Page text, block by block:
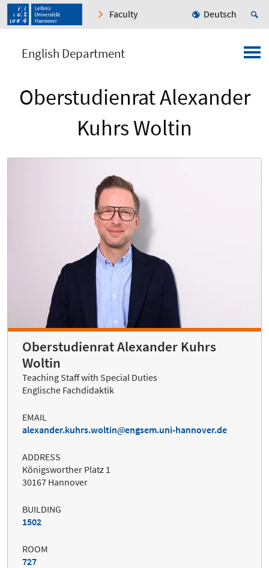
Faculty Deutsch
English Department
Oberstudienrat Alexander
Kuhrs Woltin
Oberstudienrat Alexander Kuhrs
Woltin
Teaching Staff with Special Duties
Englische Fachdidaktik
EMAIL
alexander.kuhrs.woltin
engsem.uni-hannover.de
ADDRESS
Königsworther Platz 1
30167 Hannover
BUILDING
1502
ROOM
727